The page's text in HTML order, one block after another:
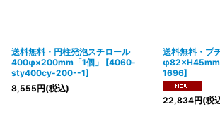
送料無料・円柱発泡スチロール
400φ×200mm「1個」
[4060-
sty400cy-200--1]
8,555円(税込)
送料無料・プ
φ82×H45mm
1696]
22,834円(税